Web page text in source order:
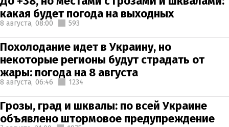
какая будет погода на выходных
8 августа, 08:00 593
Похолодание идет в Украину, но
некоторые регионы будут страдать от
жары: погода на 8 августа
8 августа, 06:46 1234
Грозы, град и шквалы: по всей Украине
объявлено штормовое предупреждение